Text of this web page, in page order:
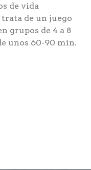
de vida
trata de un juego
grupos de 4 a 8
unos 60-90 min.